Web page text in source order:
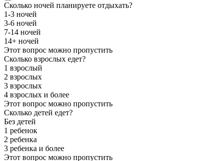
Сколько ночей планируете отдыхать?
1-3 ночей
3-6 ночей
7-14 ночей
14+ ночей
Этот вопрос можно пропустить
Сколько взрослых едет?
1 взрослый
2 взрослых
3 взрослых
4 взрослых и более
Этот вопрос можно пропустить
Сколько детей едет?
Без детей
1 ребенок
2 ребенка
3 ребенка и более
Этот вопрос можно пропустить